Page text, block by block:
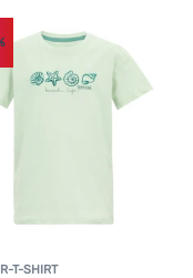
T-SHIRT